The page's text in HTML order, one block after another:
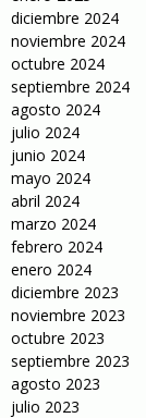
diciembre 2024
noviembre 2024
octubre 2024
septiembre 2024
agosto 2024
julio 2024
junio 2024
mayo 2024
abril 2024
marzo 2024
febrero 2024
enero 2024
diciembre 2023
noviembre 2023
octubre 2023
septiembre 2023
agosto 2023
julio 2023